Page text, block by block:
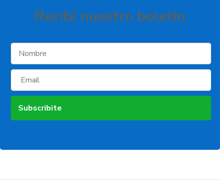
Recibí­ nuestro boletí­n